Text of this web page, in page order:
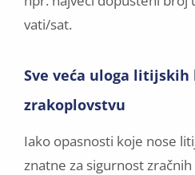
vati/sat.
Sve veća uloga
zrakoplovstvu
Iako opasnosti koje nose
znatne za sigurnost